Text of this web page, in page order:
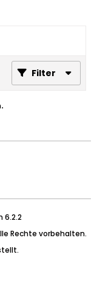
Filter
6.2.2
Rechte vorbehalten.